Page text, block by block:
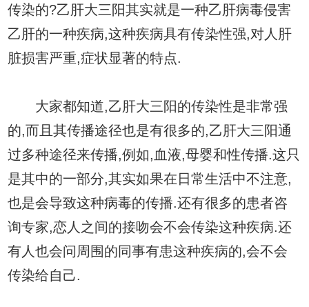
传染的?乙肝大三阳其实就是一种乙肝病毒侵害
乙肝的一种疾病,这种疾病具有传染性强,对人肝
脏损害严重,症状显著的特点.
大家都知道,乙肝大三阳的传染性是非常强
的,而且其传播途径也是有很多的,乙肝大三阳通
过多种途径来传播,例如,血液,母婴和性传播.这只
是其中的一部分,其实如果在日常生活中不注意,
也是会导致这种病毒的传播.还有很多的患者咨
询专家,恋人之间的接吻会不会传染这种疾病.还
有人也会问周围的同事有患这种疾病的,会不会
传染给自己.